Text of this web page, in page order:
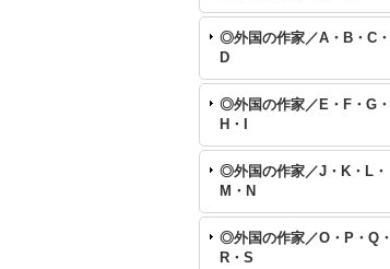
◎外国の作家／A・B・C・
D
◎外国の作家／E・F・G・
H・I
◎外国の作家／J・K・L・
M・N
◎外国の作家／O・P・Q・
R・S